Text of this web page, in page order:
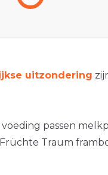
uitzondering
passen
Traum